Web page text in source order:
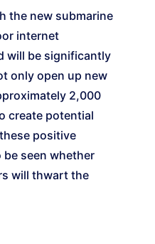
the new submarine
internet
will be significantly
only open up new
2,000
create potential
positive
seen whether
will thwart the